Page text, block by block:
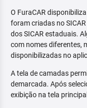
O FuraCAR
foram criadas no
dos SICAR estaduais.
com nomes diferentes,
disponibilizadas no
A tela de camadas
demarcada. Após
exibição na tela